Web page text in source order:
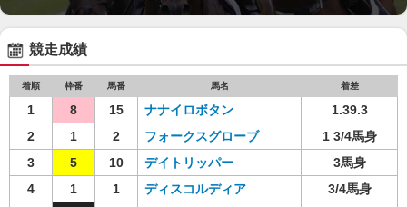
競走成績
着順 枠番 馬番 馬名 着差
1 8 15 ナナイロボタン
1.39.3
2
1 2 フォークスグローブ
1 3/4馬身
3
5 10 デイトリッパー
3馬身
4
1 1 ディスコルディア
3/4馬身